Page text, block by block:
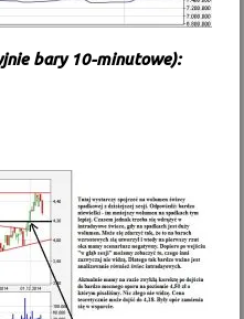
bary 10-minutowe):